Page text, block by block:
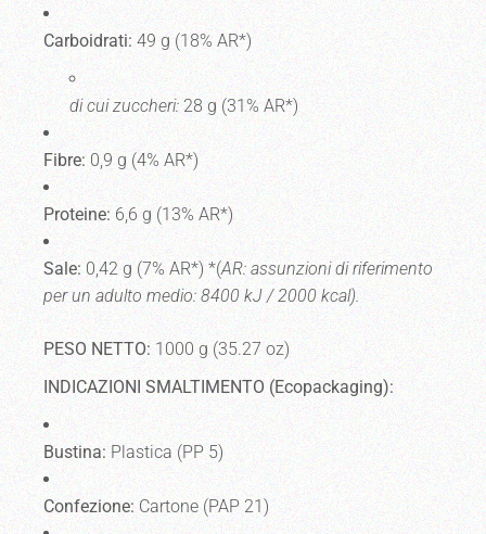
Carboidrati:49 g (18% AR*)
di cui zuccheri:28 g (31% AR*)
Fibre:0,9 g (4% AR*)
Proteine:6,6 g (13% AR*)
Sale: 0,42 g (7% AR*) *(AR: assunzioni di riferimento
per un adulto medio: 8400 kJ / 2000 kcal).
PESO NETTO:1000 g (35.27 oz)
INDICAZIONI SMALTIMENTO (Ecopackaging):
Bustina:Plastica (PP 5)
Confezione:Cartone (PAP 21)